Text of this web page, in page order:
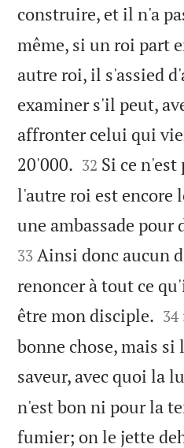
construire, et il n'a
même, si un roi part
autre roi, il s'assied
examiner s'il peut,
affronter celui qui
20'000. 

32 Si ce n'est
l'autre roi est encore
une ambassade pour
33 Ainsi donc aucun
renoncer à tout ce
être mon disciple. 

34
bonne chose, mais si
saveur, avec quoi la
n'est bon ni pour la
fumier; on le jette